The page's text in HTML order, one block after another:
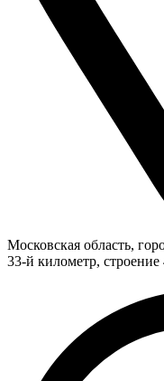
Московская область,
33-й километр, строение